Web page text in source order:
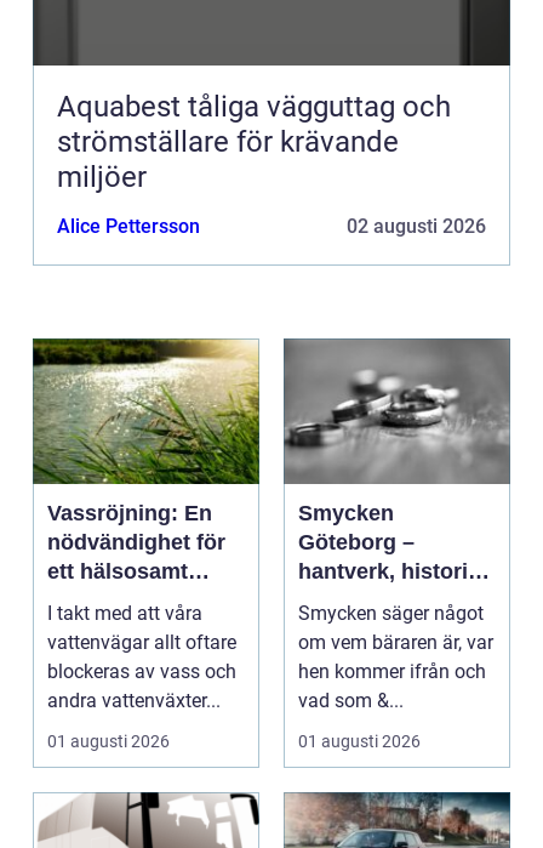
Aquabest tåliga vägguttag och
strömställare för krävande
miljöer
Alice Pettersson 02 augusti 2026
Vassröjning: En
nödvändighet för
ett hälsosamt
vattenlandskap
I takt med att våra
vattenvägar allt oftare
blockeras av vass och
andra vattenväxter...
01 augusti 2026
Smycken
Göteborg –
hantverk, historia
och personligt
uttryck
Smycken säger något
om vem bäraren är, var
hen kommer ifrån och
vad som &...
01 augusti 2026